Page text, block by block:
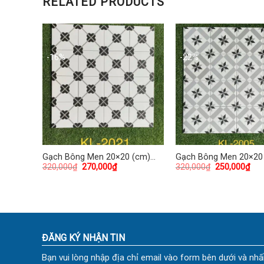
-16%
Gạch Bông Men 20×20 (cm)
TDKL-2021
320,000₫ 270,000₫
-22%
Gạch Bông Men
TDKL-2005
320,000₫ 250,000₫
ĐĂNG KÝ NHẬN TIN
Bạn vui lòng nhập địa chỉ email vào form bên dưới và